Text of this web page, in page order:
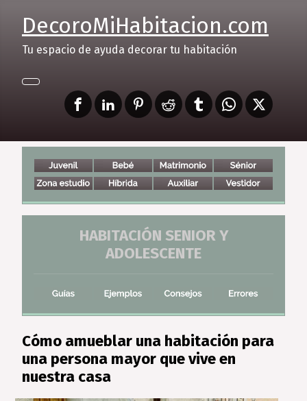
DecoroMiHabitacion.com
Tu espacio de ayuda decorar tu habitación
HABITACIÓN SENIOR Y
ADOLESCENTE
Cómo amueblar una habitación para
una persona mayor que vive en
nuestra casa